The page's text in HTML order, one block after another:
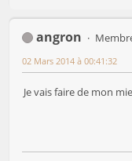
angron
02 Mars 2014 à 00:41:32
Je vais faire de mon